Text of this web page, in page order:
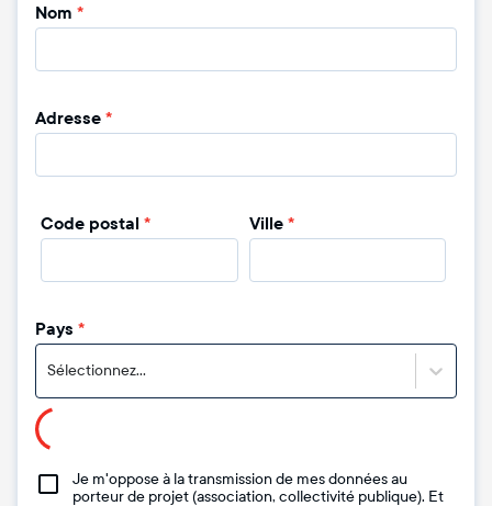
Nom *
Adresse*
Code postal * Ville *
Pays *
Sélectionnez...
Je m'oppose à la transmission de mes données au
porteur de projet (association, collectivité publique). Et